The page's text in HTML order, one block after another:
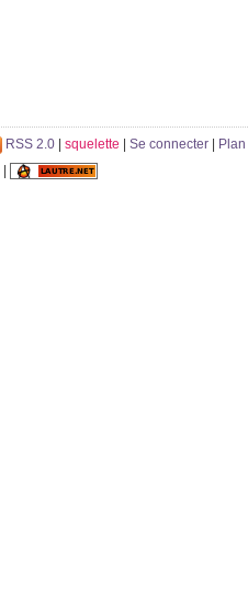
RSS 2.0 | squelette | Se connecter | Plan
|